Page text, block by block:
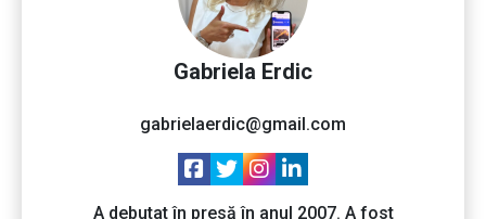
Gabriela Erdic
gabrielaerdic@gmail.com
A debutat în presă în anul 2007. A fost